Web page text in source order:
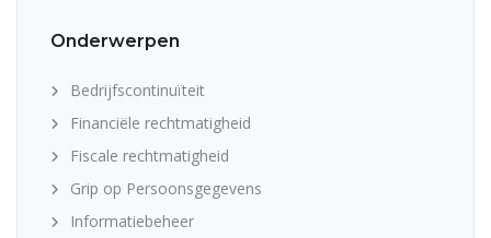
Onderwerpen
Bedrijfscontinuïteit
Financiële rechtmatigheid
Fiscale rechtmatigheid
Grip op Persoonsgegevens
Informatiebeheer